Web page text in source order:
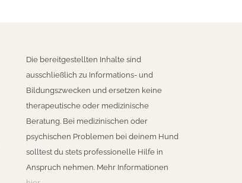
Die bereitgestellten Inhalte sind
ausschließlich zu Informations- und
Bildungszwecken und ersetzen keine
therapeutische oder medizinische
Beratung. Bei medizinischen oder
psychischen Problemen bei deinem Hund
solltest du stets professionelle Hilfe in
Anspruch nehmen. Mehr Informationen